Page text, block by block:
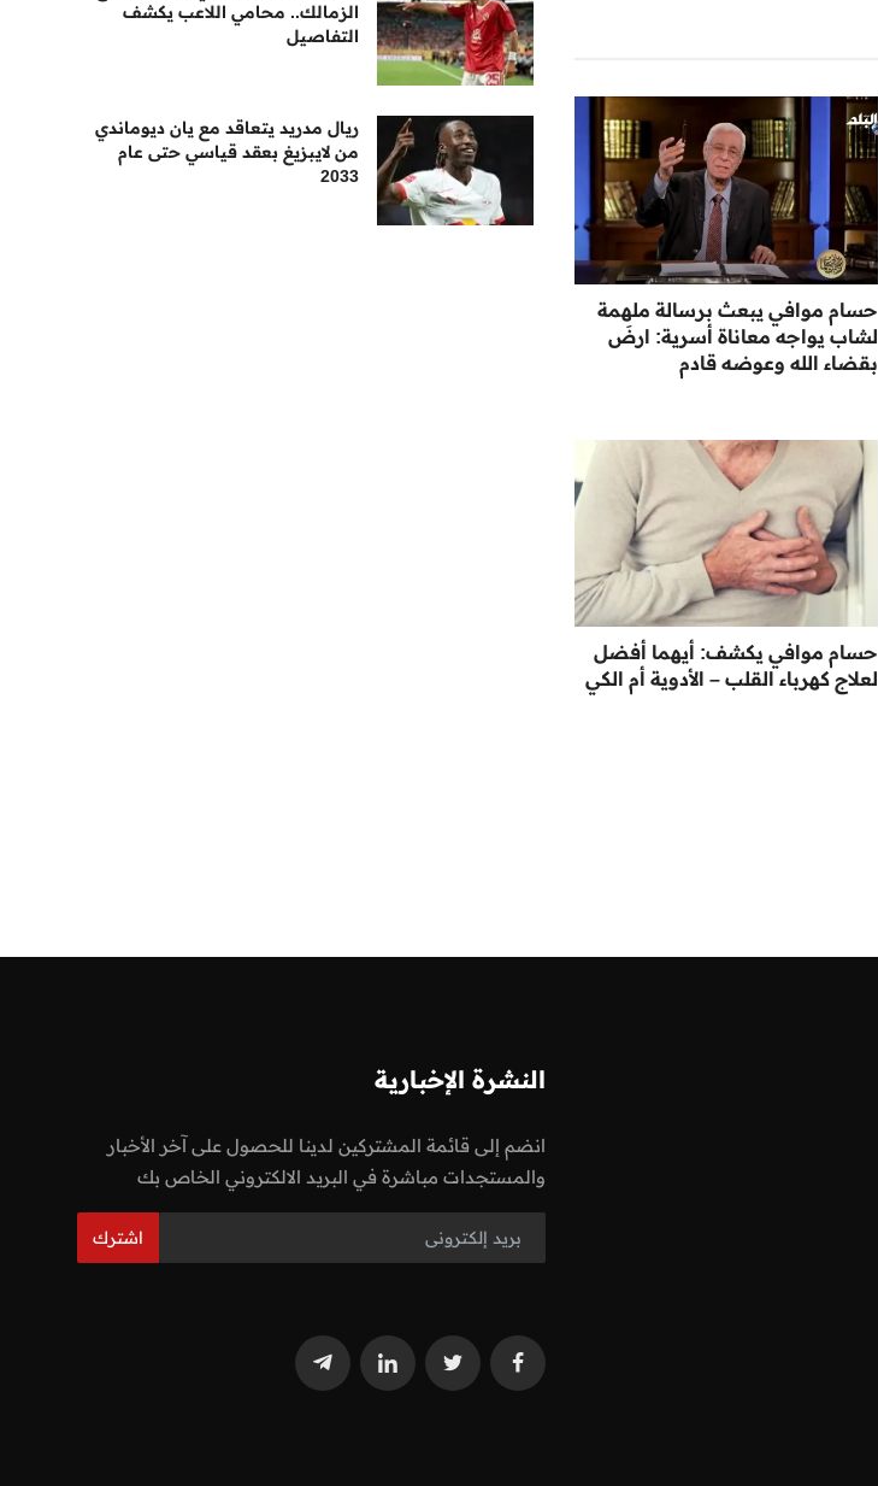
حسام موافي يبعث برسالة ملهمة
لشاب يواجه معاناة أسرية: ارضَ
بقضاء الله وعوضه قادم
حسام موافي يكشف: أيهما أفضل
لعلاج كهرباء القلب – الأدوية أم الكي
الزمالك.. محامي اللاعب يكشف
التفاصيل
ريال مدريد يتعاقد مع يان ديوماندي
من لايبزيغ بعقد قياسي حتى عام
2033
النشرة الإخبارية
انضم إلى قائمة المشتركين لدينا للحصول على آخر الأخبار
والمستجدات مباشرة في البريد الالكتروني الخاص بك
اشترك